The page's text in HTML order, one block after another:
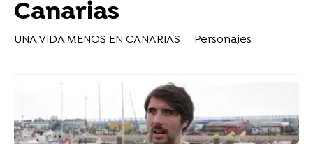
Canarias
UNA VIDA MENOS EN CANARIAS Personajes